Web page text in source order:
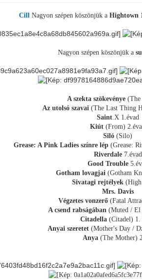
Cill Nagyon szépen köszönjük aHightown
Nagyon szépen köszönjük a
A szekta szökevénye(The
Az utolsó szavai (The Last Thing
Saint.X 1.évad
Kiút(From)
Siló(Silo)
Grease: A Pink Ladies színre lép (Grease:
Riverdale7.évad
Good Trouble
Gotham lovagjai(Gotham
Sivatagi rejtélyek (High
Mrs. Davis
Végzetes vonzerő(Fatal
A csend rabságában(Muted / El
Citadella (Citadel) 1.
Anyai szeretet(Mother's Day /
Anya(The Mother)